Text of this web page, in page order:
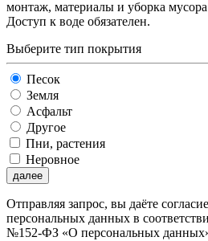
монтаж, материалы и уборка мусора
Доступ к воде обязателен.
Выберите тип покрытия
Песок
Земля
Асфальт
Другое
Пни, растения
Неровное
далее
Отправляя запрос, вы даёте
персональных данных в
№152-ФЗ «О персональных